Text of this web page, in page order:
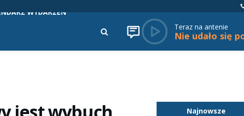
WYDARZEŃ
Teraz na antenie
Najnowsze